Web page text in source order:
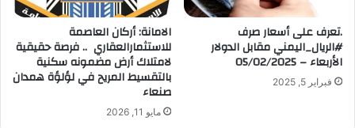
.تعرف على أسعار صرف
#الريال_اليمني مقابل الدولار
الأربعاء – 05/02/2025
فبراير 5, 2025
الامانة: أركان العاصمة
للاستثمارالعقاري .. فرصة حقيقية
لامتلاك أرض مضمونه سكنية
بالتقسيط المريح في لؤلؤة همدان
صنعاء
مايو 11, 2026